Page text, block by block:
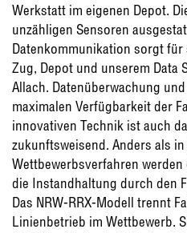
Werkstatt im eigenen Depot.
unzähligen Sensoren
Datenkommunikation sorgt
Zug, Depot und unserem Data
Allach. Datenüberwachung
maximalen Verfügbarkeit der
innovativen Technik ist auch
zukunftsweisend. Anders als
Wettbewerbsverfahren
die Instandhaltung durch den
Das NRW-RRX-Modell trennt
Linienbetrieb im Wettbewerb.